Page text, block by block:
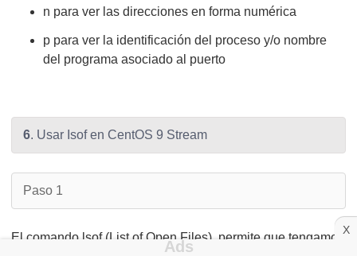
n para ver las direcciones en forma numérica
p para ver la identificación del proceso y/o nombre
del programa asociado al puerto
6. Usar Isof en CentOS 9 Stream
Paso 1
El comando lsof (List of Open Files), permite que tengamos
X